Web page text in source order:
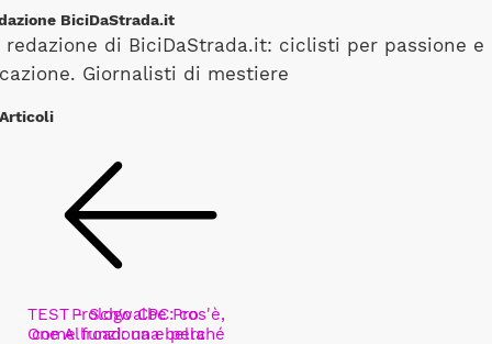
BiciDaStrada.it
redazione di BiciDaStrada.it: ciclisti per passione e
Giornalisti di mestiere
TEST - Schwalbe Pro
One Allroad: una bella
Prologo CPC: cos'è,
come funziona e perché